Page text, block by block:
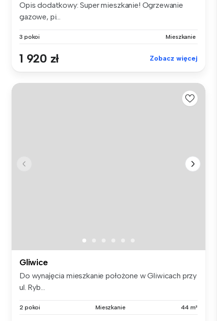
Opis dodatkowy: Super mieszkanie! Ogrzewanie
gazowe, pi...
3 pokoi Mieszkanie
1 920 zł Zobacz więcej
Gliwice
Do wynajęcia mieszkanie położone w Gliwicach przy
ul. Ryb...
2 pokoi Mieszkanie 44 m²